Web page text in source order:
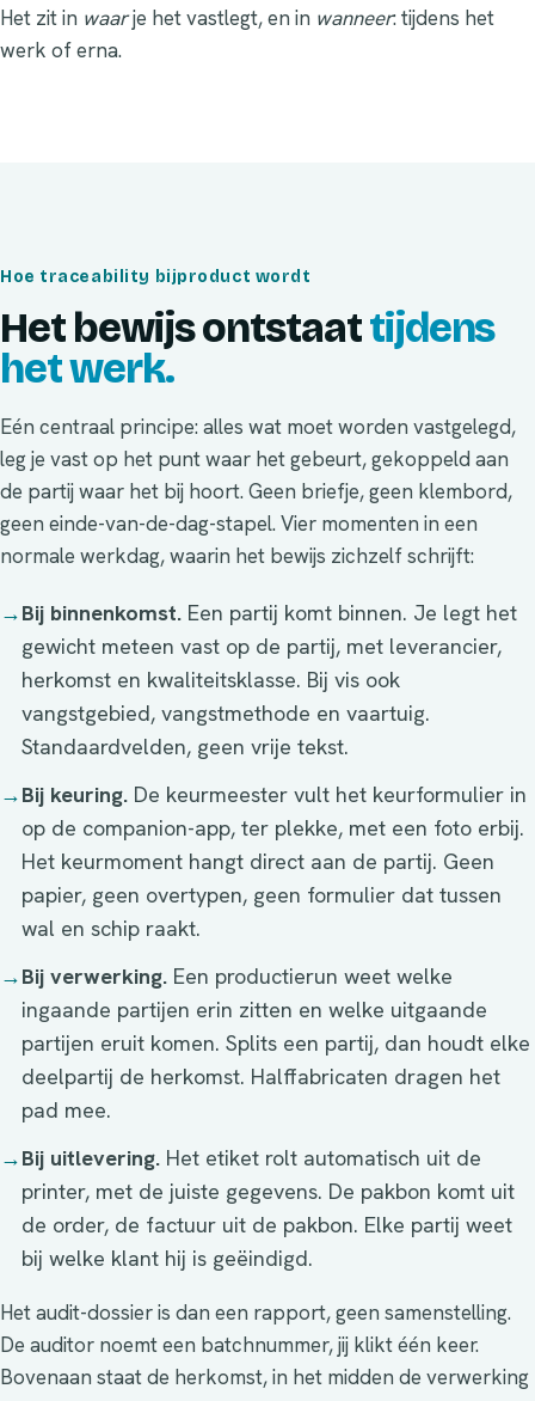
Het zit in waarje het vastlegt, en in wanneer: tijdens het
werk of erna.
Hoe traceability bijproduct wordt
Het bewijs ontstaattijdens
het werk.
Eén centraal principe: alles wat moet worden vastgelegd,
leg je vast op het punt waar het gebeurt, gekoppeld aan
de partij waar het bij hoort. Geen briefje, geen klembord,
geen einde-van-de-dag-stapel. Vier momenten in een
normale werkdag, waarin het bewijs zichzelf schrijft:
→Bij binnenkomst. Een partij komt binnen. Je legt het
gewicht meteen vast op de partij, met leverancier,
herkomst en kwaliteitsklasse. Bij vis ook
vangstgebied, vangstmethode en vaartuig.
Standaardvelden, geen vrije tekst.
→Bij keuring. De keurmeester vult het keurformulier in
op de companion-app, ter plekke, met een foto erbij.
Het keurmoment hangt direct aan de partij. Geen
papier, geen overtypen, geen formulier dat tussen
wal en schip raakt.
→Bij verwerking. Een productierun weet welke
ingaande partijen erin zitten en welke uitgaande
partijen eruit komen. Splits een partij, dan houdt elke
deelpartij de herkomst. Halffabricaten dragen het
pad mee.
→Bij uitlevering. Het etiket rolt automatisch uit de
printer, met de juiste gegevens. De pakbon komt uit
de order, de factuur uit de pakbon. Elke partij weet
bij welke klant hij is geëindigd.
Het audit-dossier is dan een rapport, geen samenstelling.
De auditor noemt een batchnummer, jij klikt één keer.
Bovenaan staat de herkomst, in het midden de verwerking